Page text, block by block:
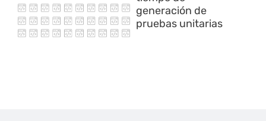
generación de
pruebas unitarias